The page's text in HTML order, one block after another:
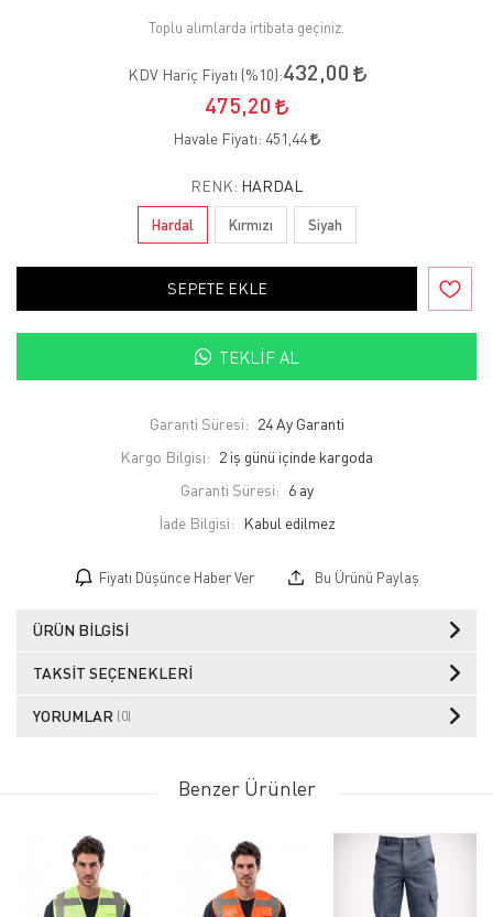
Toplu alımlarda irtibata geçiniz.
KDV Hariç Fiyatı (%10):432,00
475,20
Havale Fiyatı: 451,44
RENK: HARDAL
Hardal Kırmızı Siyah
SEPETE EKLE
TEKLIF AL
Garanti Süresi: 24 Ay Garanti
Kargo Bilgisi: 2 iş günü içinde kargoda
Garanti Süresi: 6 ay
İade Bilgisi:
Fiyatı Düşünce Haber Ver Bu Ürünü Paylaş
ÜRÜN BILGISI
TAKSIT SEÇENEKLERI
YORUMLAR (0)
Benzer Ürünler